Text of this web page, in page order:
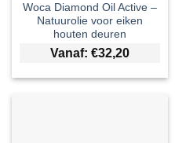
Woca Diamond Oil Active –
Natuurolie voor eiken
houten deuren
Vanaf: €32,20